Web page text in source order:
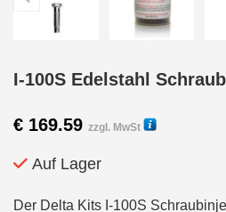
I-100S Edelstahl
€ 169.59 zzgl. MwSt
Auf Lager
Der Delta Kits I-100S